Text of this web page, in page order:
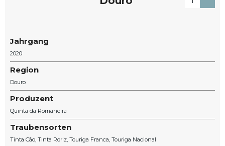
Jahrgang
2020
Region
Douro
Produzent
Quinta da Romaneira
Traubensorten
Tinta Cão Tinta Roriz Touriga Franca Touriga Nacional